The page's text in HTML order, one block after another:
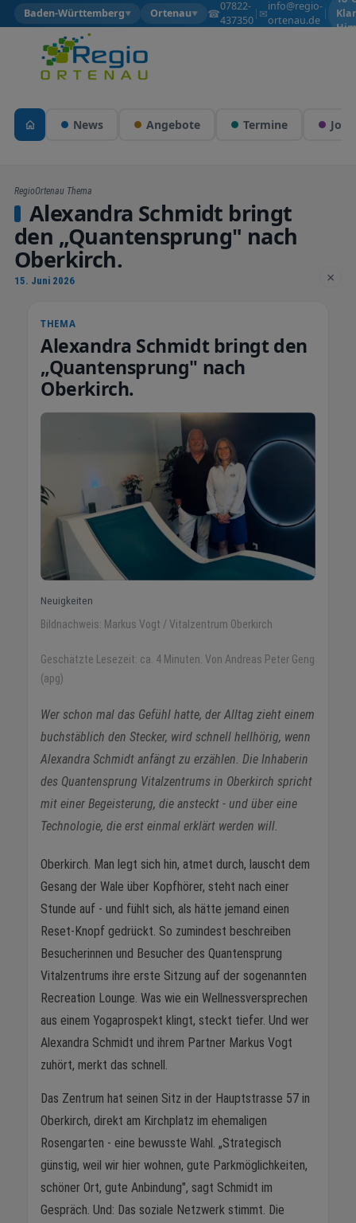
Baden-Württemberg▼ Ortenau▼ ☎07822-
437350
| ✉info@regio-
ortenau.de
|
News Angebote Termine Jobs
RegioOrtenau Thema
Alexandra Schmidt bringt
den „Quantensprung" nach
Oberkirch.
15. Juni 2026 ×
THEMA
Alexandra Schmidt bringt den
„Quantensprung" nach
Oberkirch.
Neuigkeiten
Bildnachweis: Markus Vogt / Vitalzentrum Oberkirch
Geschätzte Lesezeit: ca. 4 Minuten. Von Andreas Peter Geng
(apg)
Wer schon mal das Gefühl hatte, der Alltag zieht einem
buchstäblich den Stecker, wird schnell hellhörig, wenn
Alexandra Schmidt anfängt zu erzählen. Die Inhaberin
des Quantensprung Vitalzentrums in Oberkirch spricht
mit einer Begeisterung, die ansteckt - und über eine
Technologie, die erst einmal erklärt werden will.
Oberkirch. Man legt sich hin, atmet durch, lauscht dem
Gesang der Wale über Kopfhörer, steht nach einer
Stunde auf - und fühlt sich, als hätte jemand einen
Reset-Knopf gedrückt. So zumindest beschreiben
Besucherinnen und Besucher des Quantensprung
Vitalzentrums ihre erste Sitzung auf der sogenannten
Recreation Lounge. Was wie ein Wellnessversprechen
aus einem Yogaprospekt klingt, steckt tiefer. Und wer
Alexandra Schmidt und ihrem Partner Markus Vogt
zuhört, merkt das schnell.
Das Zentrum hat seinen Sitz in der Hauptstrasse 57 in
Oberkirch, direkt am Kirchplatz im ehemaligen
Rosengarten - eine bewusste Wahl. „Strategisch
günstig, weil wir hier wohnen, gute Parkmöglichkeiten,
schöner Ort, gute Anbindung", sagt Schmidt im
Gespräch. Und: Das soziale Netzwerk stimmt. Die